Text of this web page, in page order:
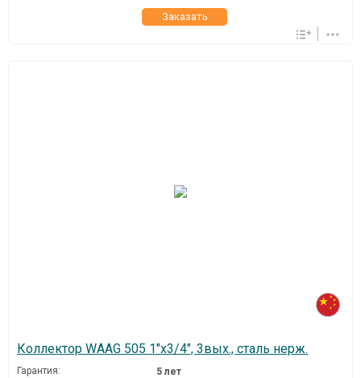
Заказать
Коллектор WAAG 505 1"х3/4", 3вых., сталь нерж.
Гарантия:
5 лет